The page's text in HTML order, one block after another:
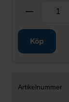
Ta bort
Köp